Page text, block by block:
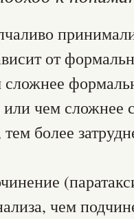
от
или чем сложнее
более
чем